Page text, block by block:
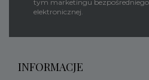
tym marketingu
elektronicznej.
INFORMACJE